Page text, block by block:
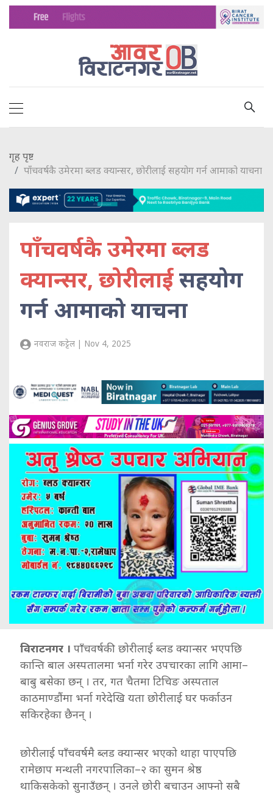
गृह पृष्ट
पाँचवर्षकै उमेरमा ब्लड क्यान्सर, छोरीलाई सहयोग गर्न आमाको याचना
पाँचवर्षकै उमेरमा ब्लड
क्यान्सर, छोरीलाईसहयोग
गर्न आमाको याचना
नवराज कट्टेल | Nov 4, 2025
विराटनगर । पाँचवर्षकी छोरीलाई ब्लड क्यान्सर भएपछि
कान्ति बाल अस्पतालमा भर्ना गरेर उपचारका लागि आमा–
बाबु बसेका छन् । तर, गत चैतमा टिचिङ अस्पताल
काठमाण्डौंमा भर्ना गरेदेखि यता छोरीलाई घर फर्काउन
सकिरहेका छैनन् ।
छोरीलाई पाँचवर्षमै ब्लड क्यान्सर भएको थाहा पाएपछि
रामेछाप मन्थली नगरपालिका–२ का सुमन श्रेष्ठ
थाकिसकेको सुनाउँछन् । उनले छोरी बचाउन आफ्नो सबै